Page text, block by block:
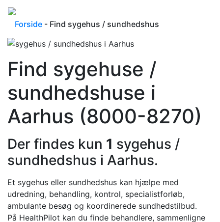
Forside - Find sygehus / sundhedshus
Find sygehuse /
sundhedshuse i
Aarhus (8000-8270)
Der findes kun 1 sygehus /
sundhedshus i Aarhus.
Et sygehus eller sundhedshus kan hjælpe med
udredning, behandling, kontrol, specialistforløb,
ambulante besøg og koordinerede sundhedstilbud.
På HealthPilot kan du finde behandlere, sammenligne